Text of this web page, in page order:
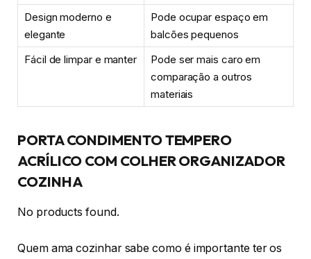
Design moderno e
elegante
Pode ocupar espaço em
balcões pequenos
Fácil de limpar e manter
Pode ser mais caro em
comparação a outros
materiais
PORTA CONDIMENTO TEMPERO
ACRÍLICO COM COLHER ORGANIZADOR
COZINHA
No products found.
Quem ama cozinhar sabe como é importante ter os